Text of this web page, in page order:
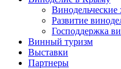
Винодельческие
Развитие
Господдержка
Винный туризм
Выставки
Партнеры